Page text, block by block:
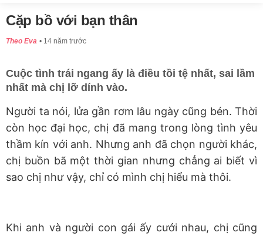
Cặp bồ với bạn thân
Theo Eva 14 năm trước
Cuộc tình trái ngang ấy là điều tồi tệ nhất, sai lầm
nhất mà chị lỡ dính vào.
Người ta nói, lửa gần rơm lâu ngày cũng bén. Thời
còn học đại học, chị đã mang trong lòng tình yêu
thầm kín với anh. Nhưng anh đã chọn người khác,
chị buồn bã một thời gian nhưng chẳng ai biết vì
sao chị như vậy, chỉ có mình chị hiểu mà thôi.
Khi anh và người con gái ấy cưới nhau, chị cũng